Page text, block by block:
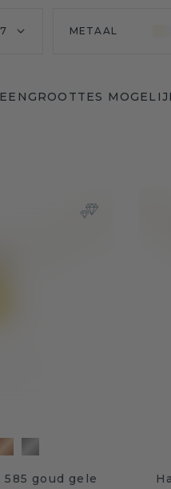
7 METAAL
585 goud gele